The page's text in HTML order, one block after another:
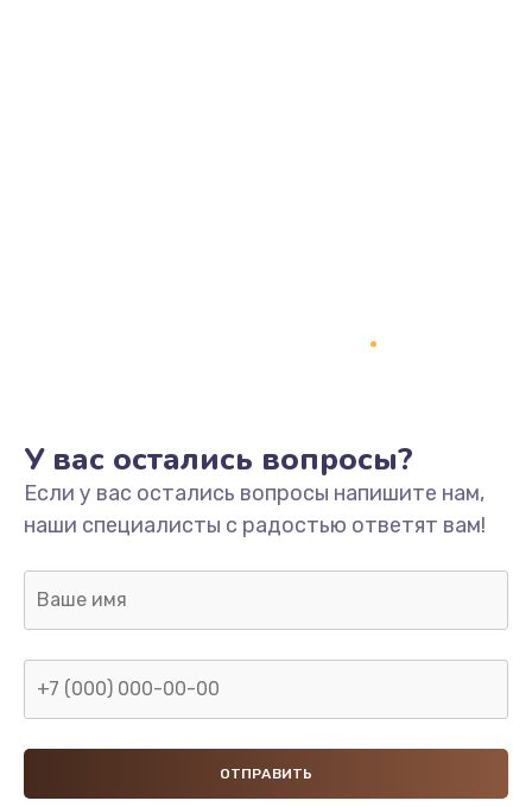
У вас остались вопросы?
Если у вас остались вопросы напишите нам,
наши специалисты с радостью ответят вам!